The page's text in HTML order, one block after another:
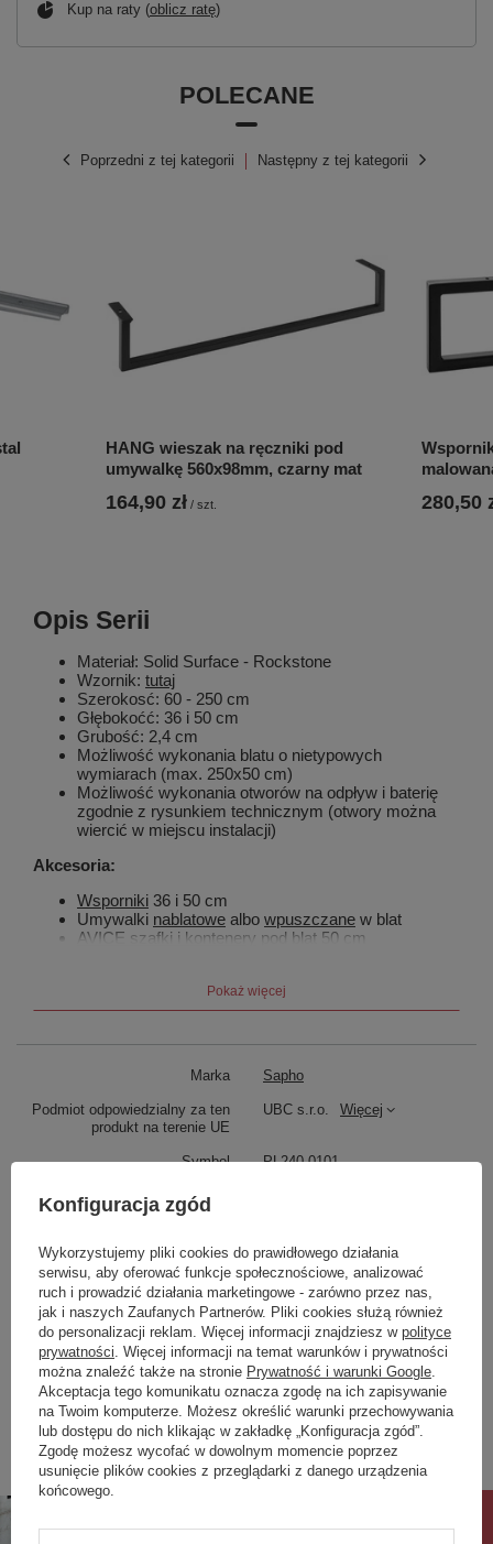
Kup na raty (oblicz ratę)
POLECANE
Poprzedni z tej kategorii
HANG wieszak na ręczniki pod
umywalkę 560x98mm, czarny mat
164,90 zł / szt. 280,50
Następny z tej kategorii
Opis Serii
Materiał: Solid Surface - Rockstone
Wzornik: tutaj
Szerokosć: 60 - 250 cm
Głębokoćć: 36 i 50 cm
Grubość: 2,4 cm
Możliwość wykonania blatu o nietypowych
wymiarach (max. 250x50 cm)
Możliwość wykonania otworów na odpływ i baterię
zgodnie z rysunkiem technicznym (otwory można
wiercić w miejscu instalacji)
Akcesoria:
Wsporniki 36 i 50 cm
Umywalki nablatowe albo wpuszczane w blat
AVICE szafki i kontenery pod blat 50 cm
Blaty o długości ponad 1 m: zalecamy
montażukytego wpornikakażdych 70 cm
Blaty można wykonać w dekorach:
0101
Glacier
white
0598
Black
Attica
W celu zamówienia wybranego dekoru prosimy o
kontakt z Działem Sprzedaży.
SOLID SURFACE ( Rockstone, kamień
sztuczny, kompozyt – marmur
techniczny)
Solid surface to masywny jednorody materiał wykonany z
mieszanki kamienia naturalnego i akrylu.Ma jednorodą
twardą powierzchnię, dlaatego najczęściej jest stosowany
do produkcji blatów. Różnorodnosć kolorów i tekstur
pozwala na łatwe komponowanie z róznymi materiałami.
Pokaż więcej
Marka Sapho
Podmiot odpowiedzialny za ten
produkt na terenie UE
UBC s.r.o. Więcej
Symbol PL240-0101
Seria
oczekiwania na dostawę z
produkcji (dni):
Gwarancja w miesiącach 24
kolor Biały Mat
Zobacz również
Poprzedni z tej kategorii Następny z tej kategorii
Konfiguracja zgód
Wykorzystujemy pliki cookies do prawidłowego działania
serwisu, aby oferować funkcje społecznościowe, analizować
ruch i prowadzić działania marketingowe - zarówno przez nas,
jak i naszych Zaufanych Partnerów. Pliki cookies służą również
do personalizacji reklam. Więcej informacji znajdziesz w polityce
prywatności . Więcej informacji na temat warunków i prywatności
można znaleźć także na stronie Prywatność i warunki Google
Akceptacja tego komunikatu oznacza zgodę na ich zapisywanie
na Twoim komputerze. Możesz określić warunki przechowywania
lub dostępu do nich klikając w zakładkę „Konfiguracja zgód”.
Zgodę możesz wycofać w dowolnym momencie poprzez
usunięcie plików cookies z przeglądarki z danego urządzenia
końcowego.